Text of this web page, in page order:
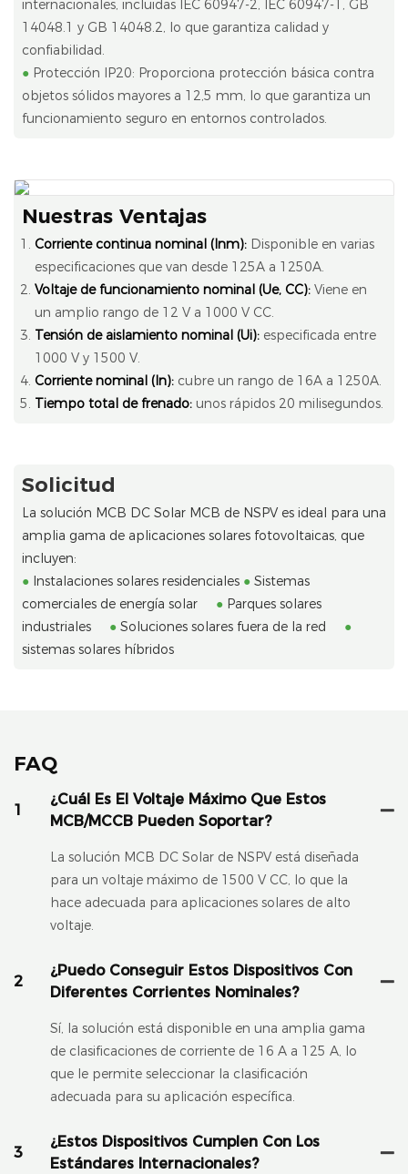
internacionales, incluidas IEC 60947-2, IEC 60947-1, GB
14048.1 y GB 14048.2, lo que garantiza calidad y
confiabilidad.
● Protección IP20: Proporciona protección básica contra
objetos sólidos mayores a 12,5 mm, lo que garantiza un
funcionamiento seguro en entornos controlados.
Nuestras Ventajas
Corriente continua nominal (Inm):Disponible en varias
especificaciones que van desde 125A a 1250A.
Voltaje de funcionamiento nominal (Ue, CC):Viene en
un amplio rango de 12 V a 1000 V CC.
Tensión de aislamiento nominal (Ui):especificada entre
1000 V y 1500 V.
Corriente nominal (In):cubre un rango de 16A a 1250A.
Tiempo total de frenado:unos rápidos 20 milisegundos.
Solicitud
La solución MCB DC Solar MCB de NSPV es ideal para una
amplia gama de aplicaciones solares fotovoltaicas, que
incluyen:
● Instalaciones solares residenciales ● Sistemas
comerciales de energía solar
● Parques solares
industriales
● Soluciones solares fuera de la red
●
sistemas solares híbridos
FAQ
1
¿Cuál Es El Voltaje Máximo Que Estos
MCB/MCCB Pueden Soportar?
La solución MCB DC Solar de NSPV está diseñada
para un voltaje máximo de 1500 V CC, lo que la
hace adecuada para aplicaciones solares de alto
voltaje.
2
¿Puedo Conseguir Estos Dispositivos Con
Diferentes Corrientes Nominales?
Sí, la solución está disponible en una amplia gama
de clasificaciones de corriente de 16 A a 125 A, lo
que le permite seleccionar la clasificación
adecuada para su aplicación específica.
3
¿Estos Dispositivos Cumplen Con Los
Estándares Internacionales?